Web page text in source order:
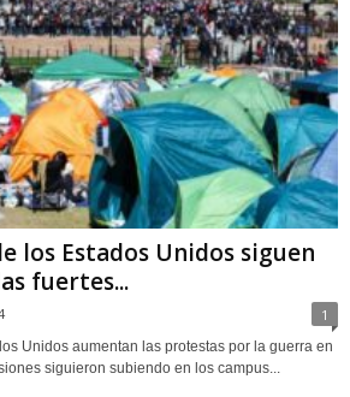
los Estados Unidos siguen
fuertes...
1
Unidos aumentan las protestas por la guerra en
siguieron subiendo en los campus...